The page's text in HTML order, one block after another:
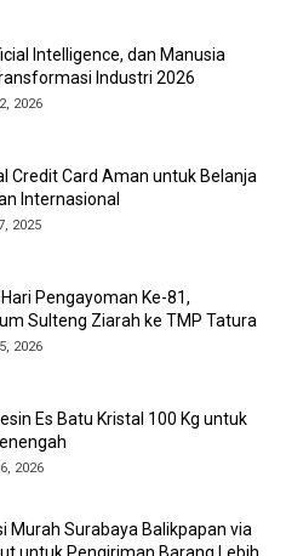
Intelligence, dan Manusia
Industri 2026
2026
Credit Card Aman untuk Belanja
Internasional
2025
Pengayoman Ke-81,
Sulteng Ziarah ke TMP Tatura
2026
Es Batu Kristal 100 Kg untuk
2026
Murah Surabaya Balikpapan via